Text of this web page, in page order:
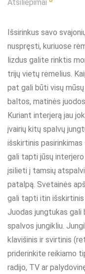
Atsiliepimai
Išsirinkus savo
nuspręsti, kuriuose
lizdus galite rinktis
trijų vietų rėmelius.
pat gali būti visų
baltos, matinės
Kuriant interjerą jau
įvairių kitų spalvų
išskirtinis
gali tapti jūsų
įsilieti į tamsių
patalpą. Svetainės
gali tapti itin
Juodas jungtukas gali
spalvos jungikliu.
klavišinis ir svirtinis
priderinkite reikiamo
radijo, TV ar